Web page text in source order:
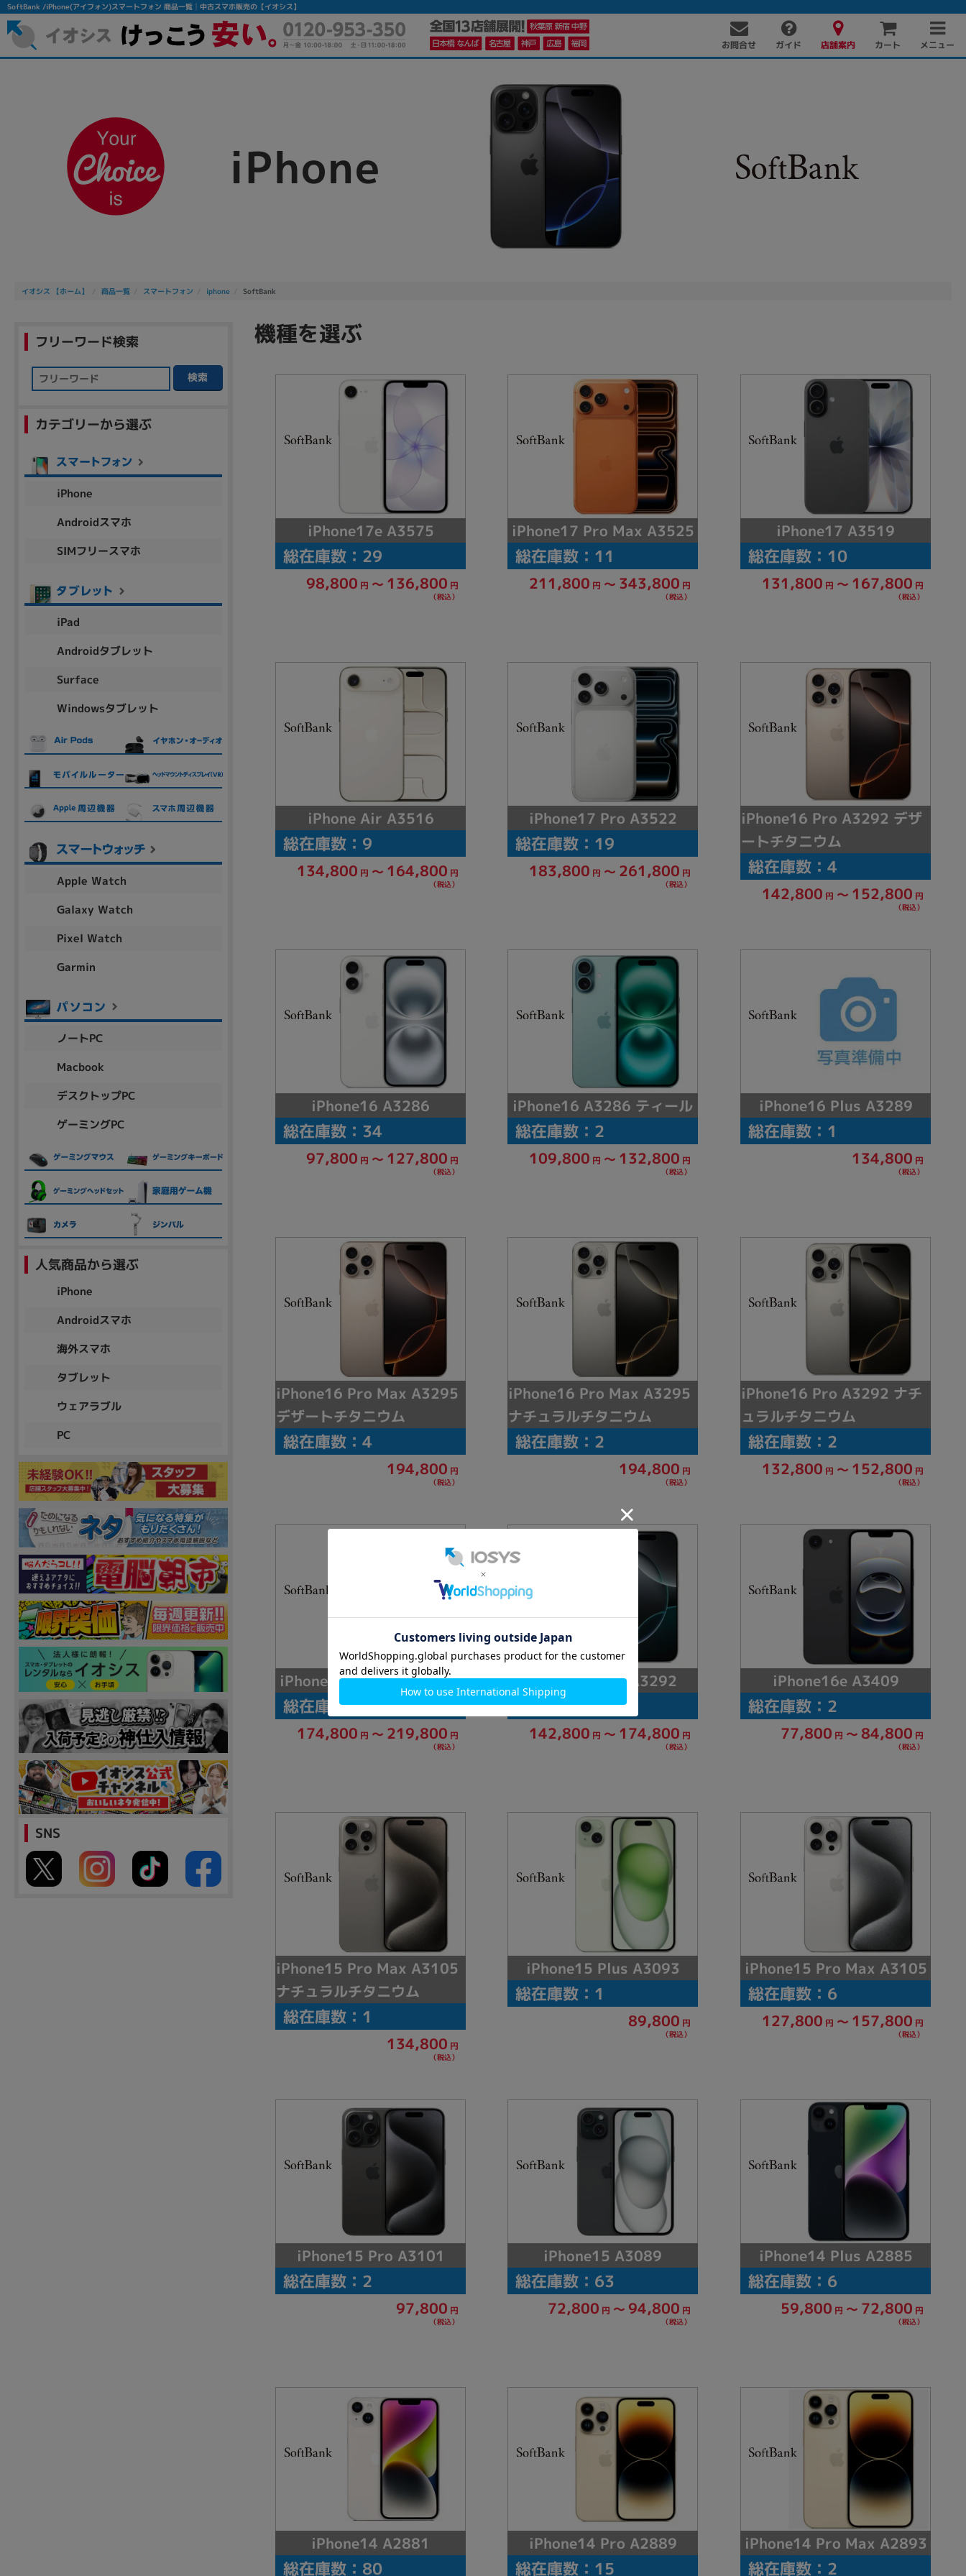
SoftBank /iPhone(アイフォン)スマートフォン 商品一覧│中古スマホ販売の【イオシス】
お問合せ ガイド 店舗案内 カート メニュー
iPhone
イオシス 【ホーム】 商品一覧 スマートフォン iphone SoftBank
フリーワード検索
検索
カテゴリーから選ぶ
iPhone
Androidスマホ
SIMフリースマホ
iPad
Androidタブレット
Surface
Windowsタブレット
Apple Watch
Galaxy Watch
Pixel Watch
Garmin
ノートPC
Macbook
デスクトップPC
ゲーミングPC
人気商品から選ぶ
iPhone
Androidスマホ
海外スマホ
タブレット
ウェアラブル
PC
SNS
機種を選ぶ
iPhone17e A3575
総在庫数：29
98,800 円 ～ 136,800 円
（税込）
iPhone17 Pro Max A3525
総在庫数：11
211,800 円 ～ 343,800 円
（税込）
iPhone17 A3519
総在庫数：10
131,800 円 ～ 167,800 円
（税込）
iPhone Air A3516
総在庫数：9
134,800 円 ～ 164,800 円
（税込）
iPhone17 Pro A3522
総在庫数：19
183,800 円 ～ 261,800 円
（税込）
iPhone16 Pro A3292 デザ
ートチタニウム
総在庫数：4
142,800 円 ～ 152,800 円
（税込）
iPhone16 A3286
総在庫数：34
97,800 円 ～ 127,800 円
（税込）
iPhone16 A3286 ティール
総在庫数：2
109,800 円 ～ 132,800 円
（税込）
iPhone16 Plus A3289
総在庫数：1
134,800 円
（税込）
iPhone16 Pro Max A3295
デザートチタニウム
総在庫数：4
194,800 円
（税込）
iPhone16 Pro Max A3295
ナチュラルチタニウム
総在庫数：2
194,800 円
（税込）
iPhone16 Pro A3292 ナチ
ュラルチタニウム
総在庫数：2
132,800 円 ～ 152,800 円
（税込）
iPhone16 Pro Max A3295
総在庫数：4
174,800 円 ～ 219,800 円
（税込）
iPhone16 Pro A3292
総在庫数：9
142,800 円 ～ 174,800 円
（税込）
iPhone16e A3409
総在庫数：2
77,800 円 ～ 84,800 円
（税込）
iPhone15 Pro Max A3105
ナチュラルチタニウム
総在庫数：1
134,800 円
（税込）
iPhone15 Plus A3093
総在庫数：1
89,800 円
（税込）
iPhone15 Pro Max A3105
総在庫数：6
127,800 円 ～ 157,800 円
（税込）
iPhone15 Pro A3101
総在庫数：2
97,800 円
（税込）
iPhone15 A3089
総在庫数：63
72,800 円 ～ 94,800 円
（税込）
iPhone14 Plus A2885
総在庫数：6
59,800 円 ～ 72,800 円
（税込）
iPhone14 A2881
総在庫数：80
iPhone14 Pro A2889
総在庫数：15
iPhone14 Pro Max A2893
総在庫数：2
かんたんパソコン検索に切り替える
フリーワード
モニター
商品シリーズ名・ブランド名の絞り込み。
aspire Inspiron
機能・特徴
商品の搭載機能による絞り込み
Webカメラ内蔵
ドライブ
DVD-ROM
DVDスーパーマルチ その他
ランク
商品状態の絞り込み
新品/未使用
アウトレット
CPU
OSの絞り込み
モニタサイズ
~
円 ～
発売日
各項目のチェックボックスは「or検索」となります。